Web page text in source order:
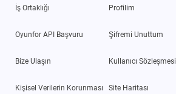
İş Ortaklığı
Oyunfor API Başvuru
Bize Ulaşın
Kişisel Verilerin Korunması
Profilim
Şifremi Unuttum
Kullanıcı Sözleşmesi
Site Haritası